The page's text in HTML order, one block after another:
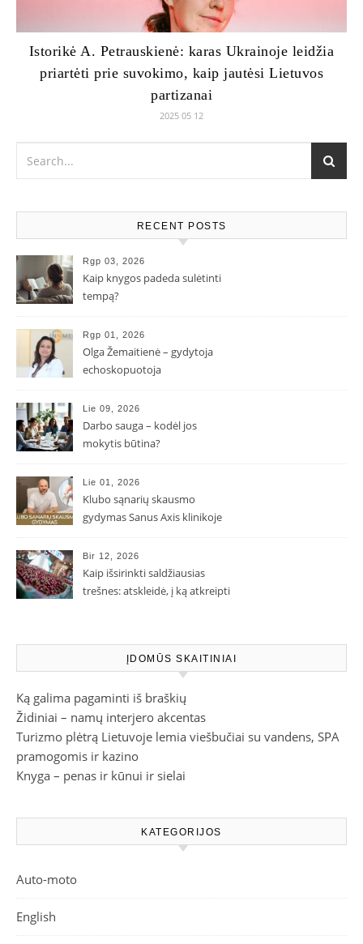
Istorikė A. Petrauskienė: karas Ukrainoje leidžia
priartėti prie suvokimo, kaip jautėsi Lietuvos
partizanai
2025 05 12
RECENT POSTS
Rgp 03, 2026
Kaip knygos padeda sulėtinti
tempą?
Rgp 01, 2026
Olga Žemaitienė – gydytoja
echoskopuotoja
Lie 09, 2026
Darbo sauga – kodėl jos
mokytis būtina?
Lie 01, 2026
Klubo sąnarių skausmo
gydymas Sanus Axis klinikoje
Bir 12, 2026
Kaip išsirinkti saldžiausias
trešnes: atskleidė, į ką atkreipti
ĮDOMŪS SKAITINIAI
Ką galima pagaminti iš braškių
Židiniai – namų interjero akcentas
Turizmo plėtrą Lietuvoje lemia viešbučiai su vandens, SPA
pramogomis ir kazino
Knyga – penas ir kūnui ir sielai
KATEGORIJOS
Auto-moto
English